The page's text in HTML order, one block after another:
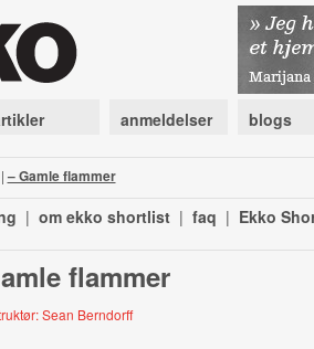
anmeldelser blogs
– Gamle flammer
| om ekko shortlist | faq | Ekko
flammer
Sean Berndorff